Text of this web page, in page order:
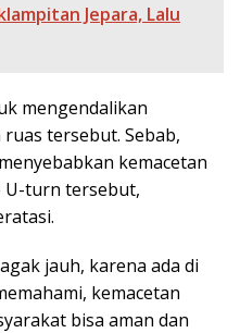
Jepara, Lalu
mengendalikan
tersebut. Sebab,
kemacetan
U-turn tersebut,
jauh, karena ada di
kemacetan
bisa aman dan